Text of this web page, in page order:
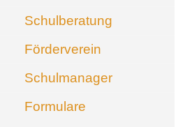
Schulberatung
Förderverein
Schulmanager
Formulare